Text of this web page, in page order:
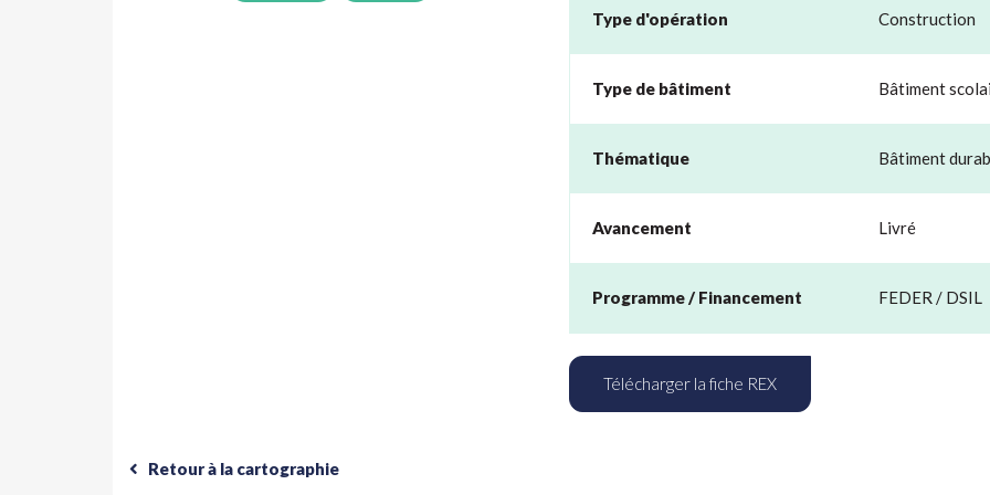
Type d'opération Construction
Type de bâtiment Bâtiment
Thématique Bâtiment
Avancement Livré
Programme / Financement FEDER / DSIL
Télécharger la fiche REX
Retour à la cartographie